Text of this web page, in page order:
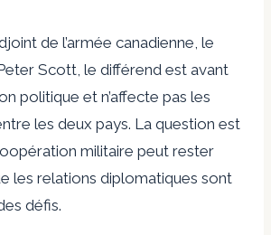
de l’armée canadienne, le
Scott, le différend est avant
politique et n’affecte pas les
les deux pays. La question est
militaire peut rester
les relations diplomatiques sont
défis.